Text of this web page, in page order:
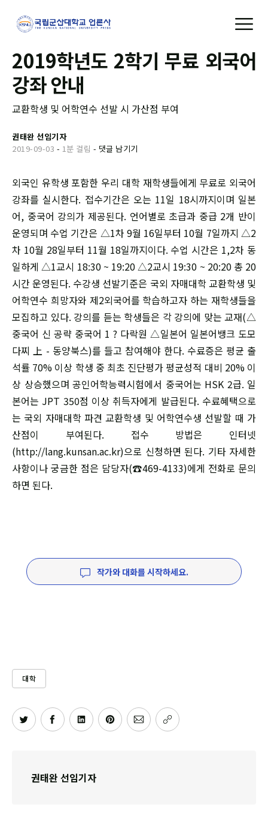
2019학년도 2학기 무료 외국어
강좌 안내
교환학생 및 어학연수 선발 시 가산점 부여
권태완 선임기자
2019-09-03 - 1분 걸림 - 댓글 남기기
외국인 유학생 포함한 우리 대학 재학생들에게 무료로 외국어
강좌를 실시한다. 접수기간은 오는 11일 18시까지이며 일본
어, 중국어 강의가 제공된다. 언어별로 초급과 중급 2개 반이
운영되며 수업 기간은 △1차 9월 16일부터 10월 7일까지 △2
차 10월 28일부터 11월 18일까지이다. 수업 시간은 1,2차 동
일하게 △1교시 18:30 ~ 19:20 △2교시 19:30 ~ 20:20 총 20
시간 운영된다. 수강생 선발기준은 국외 자매대학 교환학생 및
어학연수 희망자와 제2외국어를 학습하고자 하는 재학생들을
모집하고 있다. 강의를 듣는 학생들은 각 강의에 맞는 교재(△
중국어 신 공략 중국어 1 ? 다락원 △일본어 일본어뱅크 도모
다찌 上 - 동양북스)를 들고 참여해야 한다. 수료증은 평균 출
석률 70% 이상 학생 중 최초 진단평가 평균성적 대비 20% 이
상 상승했으며 공인어학능력시험에서 중국어는 HSK 2급. 일
본어는 JPT 350점 이상 취득자에게 발급된다. 수료혜택으로
는 국외 자매대학 파견 교환학생 및 어학연수생 선발할 때 가
산점이 부여된다. 접수 방법은 인터넷
(http://lang.kunsan.ac.kr)으로 신청하면 된다. 기타 자세한
사항이나 궁금한 점은 담당자(☎469-4133)에게 전화로 문의
하면 된다.
작가와 대화를 시작하세요.
대학
권태완 선임기자